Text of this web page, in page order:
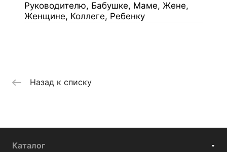
Руководителю, Бабушке, Маме, Жене,
Женщине, Коллеге, Ребенку
Назад к списку
Каталог